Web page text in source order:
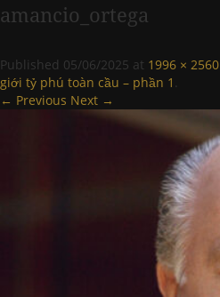
amancio_ortega
Published 05/06/2025 at 1996 × 2560
giới tỷ phú toàn cầu – phần 1 .
← Previous Next →